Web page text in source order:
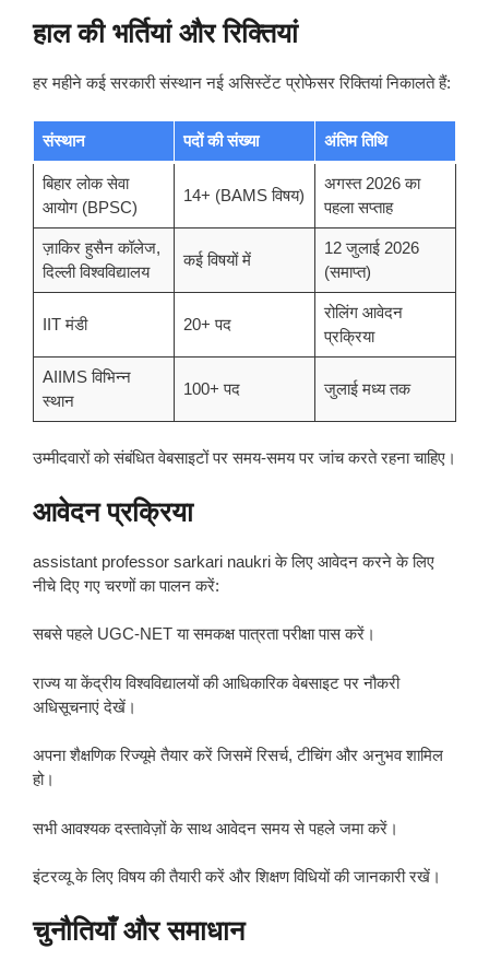
हाल की भर्तियां और रिक्तियां
हर महीने कई सरकारी संस्थान नई असिस्टेंट प्रोफेसर रिक्तियां निकालते हैं:
संस्थान पदों की संख्या अंतिम तिथि
बिहार लोक सेवा
आयोग (BPSC)
14+ (BAMS विषय)
अगस्त 2026 का
पहला सप्ताह
ज़ाकिर हुसैन कॉलेज,
दिल्ली विश्वविद्यालय
कई विषयों में
12 जुलाई 2026
(समाप्त)
IIT मंडी 20+ पद
रोलिंग आवेदन
प्रक्रिया
AIIMS विभिन्न
स्थान
100+ पद जुलाई मध्य तक
उम्मीदवारों को संबंधित वेबसाइटों पर समय-समय पर जांच करते रहना चाहिए।
आवेदन प्रक्रिया
assistant professor sarkari naukri के लिए आवेदन करने के लिए
नीचे दिए गए चरणों का पालन करें:
सबसे पहले UGC-NET या समकक्ष पात्रता परीक्षा पास करें।
राज्य या केंद्रीय विश्वविद्यालयों की आधिकारिक वेबसाइट पर नौकरी
अधिसूचनाएं देखें।
अपना शैक्षणिक रिज्यूमे तैयार करें जिसमें रिसर्च, टीचिंग और अनुभव शामिल
हो।
सभी आवश्यक दस्तावेज़ों के साथ आवेदन समय से पहले जमा करें।
इंटरव्यू के लिए विषय की तैयारी करें और शिक्षण विधियों की जानकारी रखें।
चुनौतियाँ और समाधान